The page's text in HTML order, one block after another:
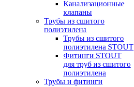
Канализационные
клапаны
Трубы из сшитого
полиэтилена
Трубы из сшитого
полиэтилена STOUT
Фитинги STOUT
для труб из сшитого
полиэтилена
Трубы и фитинги